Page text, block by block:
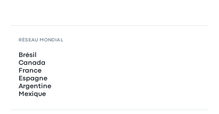
RÉSEAU MONDIAL
Brésil
Canada
France
Espagne
Argentine
Mexique